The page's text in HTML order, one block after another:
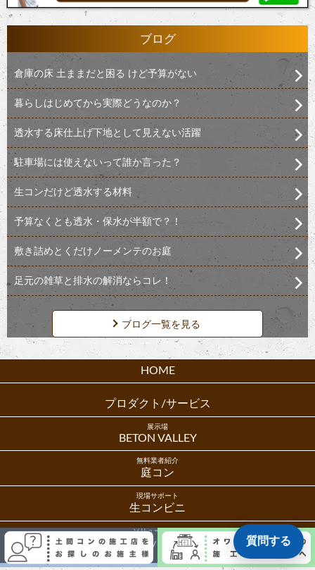
ブログ
倉庫の床 土ままだと困る けど予算がない
暮らしはじめてから実際どうなのか？
透水する床仕上げ下地として見えない活躍
駐車場には使えないって誰か言った？
生コンだけど透水する材料
予算なくとも透水・保水が半額で？！
敷き詰めとくだけノーメンテのお庭
足元の雑草と排水の解消ならコレ！
ブログ一覧を見る
HOME
プロダクト/サービス
展示場
BETON VALLEY
無料業者紹介
庭コン
現場サポート
生コンビニ
ソリューション
JOIS by CD協会 質問する